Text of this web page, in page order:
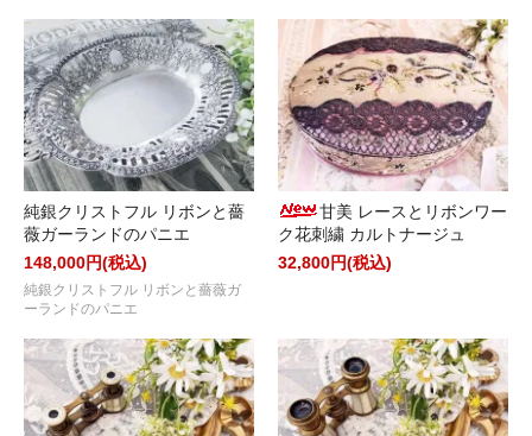
純銀クリストフル リボンと薔
薇ガーランドのパニエ
148,000円(税込)
純銀クリストフル リボンと薔薇ガ
ーランドのパニエ
甘美 レースとリボンワー
ク花刺繍 カルトナージュ
32,800円(税込)